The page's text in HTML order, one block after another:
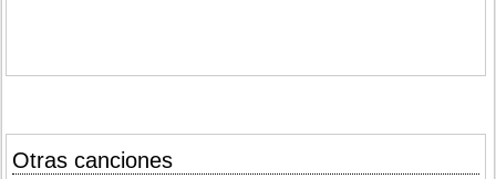
Otras canciones